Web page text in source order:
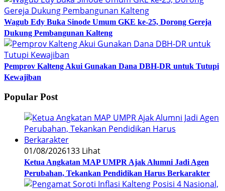
Wagub Edy Buka Sinode Umum GKE ke-25, Dorong Gereja
Dukung Pembangunan Kalteng
Pemprov Kalteng Akui Gunakan Dana DBH-DR untuk Tutupi
Kewajiban
Popular Post
01/08/2026133 Lihat
Ketua Angkatan MAP UMPR Ajak Alumni Jadi Agen
Perubahan, Tekankan Pendidikan Harus Berkarakter